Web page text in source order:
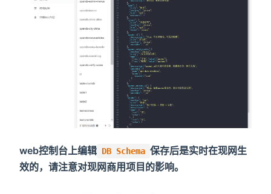
web控制台上编辑 DB Schema 保存后是实时在现网生
效的，请注意对现网商用项目的影响。